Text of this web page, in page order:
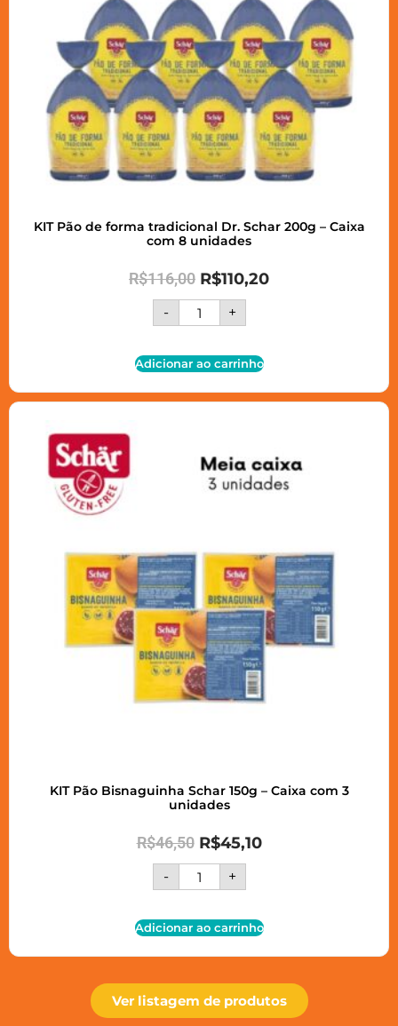
KIT Pão de forma tradicional Dr. Schar 200g – Caixa
com 8 unidades
R$116,00 R$110,20
- +
Adicionar ao carrinho
KIT Pão Bisnaguinha Schar 150g – Caixa com 3
unidades
R$46,50 R$45,10
- +
Adicionar ao carrinho
Ver listagem de produtos